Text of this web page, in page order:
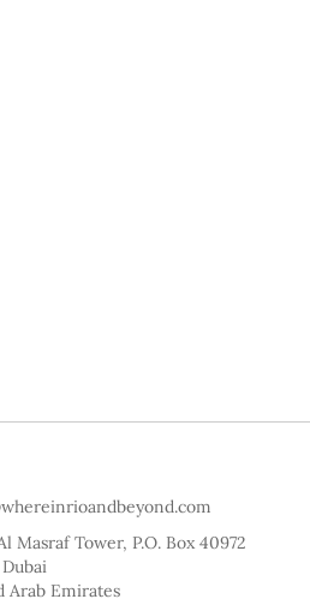
Masraf Tower, P.O. Box 40972
Arab Emirates